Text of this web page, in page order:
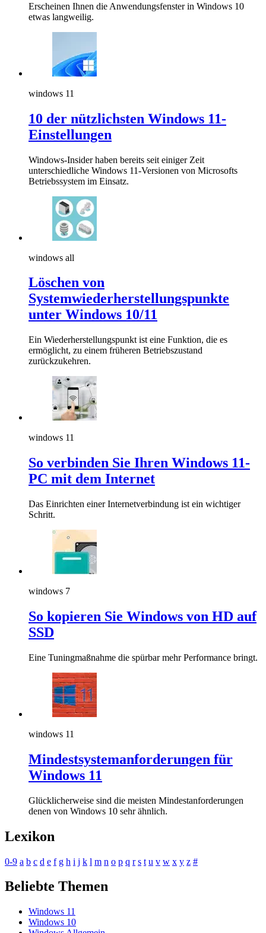
Erscheinen Ihnen die Anwendungsfenster in Windows 10
etwas langweilig.
windows 11
10 der nützlichsten Windows 11-
Einstellungen
Windows-Insider haben bereits seit einiger Zeit
unterschiedliche Windows 11-Versionen von Microsofts
Betriebssystem im Einsatz.
windows all
Löschen von
Systemwiederherstellungspunkte
unter Windows 10/11
Ein Wiederherstellungspunkt ist eine Funktion, die es
ermöglicht, zu einem früheren Betriebszustand
zurückzukehren.
windows 11
So verbinden Sie Ihren Windows 11-
PC mit dem Internet
Das Einrichten einer Internetverbindung ist ein wichtiger
Schritt.
windows 7
So kopieren Sie Windows von HD auf
SSD
Eine Tuningmaßnahme die spürbar mehr Performance bringt.
windows 11
Mindestsystemanforderungen für
Windows 11
Glücklicherweise sind die meisten Mindestanforderungen
denen von Windows 10 sehr ähnlich.
Lexikon
0-9 a b c d e f g h i j k l m n o p q r s t u v w x y z #
Beliebte Themen
Windows 11
Windows 10